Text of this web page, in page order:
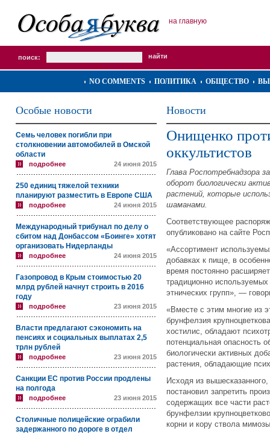
на главную
поиск:
NO COMMENTS ПОЛИТИКА ОБЩЕСТВО
Особые новости
Семь человек погибли при
столкновении автомобилей в Омской
области
подробнее 24 июня 2015
250 единиц тяжелой техники
планируют разместить в Европе США
подробнее 24 июня 2015
Международный трибунал по делу о
сбитом над Донбассом «Боинге» хотят
организовать Нидерланды
подробнее 24 июня 2015
Газопровод в Крым стоимостью 20
млрд рублей начнут строить в 2016
году
подробнее 23 июня 2015
Власти предлагают сэкономить на
пенсиях и социальных выплатах 2,5
трлн рублей
подробнее 23 июня 2015
Санкции ЕС против России продлены
на полгода
подробнее 23 июня 2015
Столичные полицейские ограбили
задержанного по дороге в отдел
Новости
Онищенко
оккультистов
Глава Роспотребнадзора
оборот биологически
растений, которые
шаманами.
Соответствующее
опубликовано на сайте
«Ассортимент
добавках к пище, в
время постоянно
традиционно
этнических групп», —
«Вместе с этим многие из
брунфелзия
хостилис, обладают
потенциальная опасность
биологически активных
растения, обладающие
Исходя из
постановил запретить
содержащих все части
брунфелзии
корни и кору ствола